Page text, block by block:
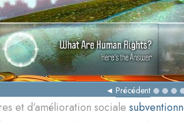
Précédent
et d’amélioration sociale